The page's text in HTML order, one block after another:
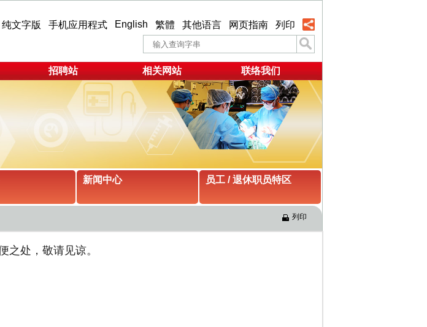
纯文字版 手机应用程式 English 繁體 其他语言 网页指南 列印
招聘站 相关网站 联络我们
新闻中心 员工 / 退休职员特区
列印